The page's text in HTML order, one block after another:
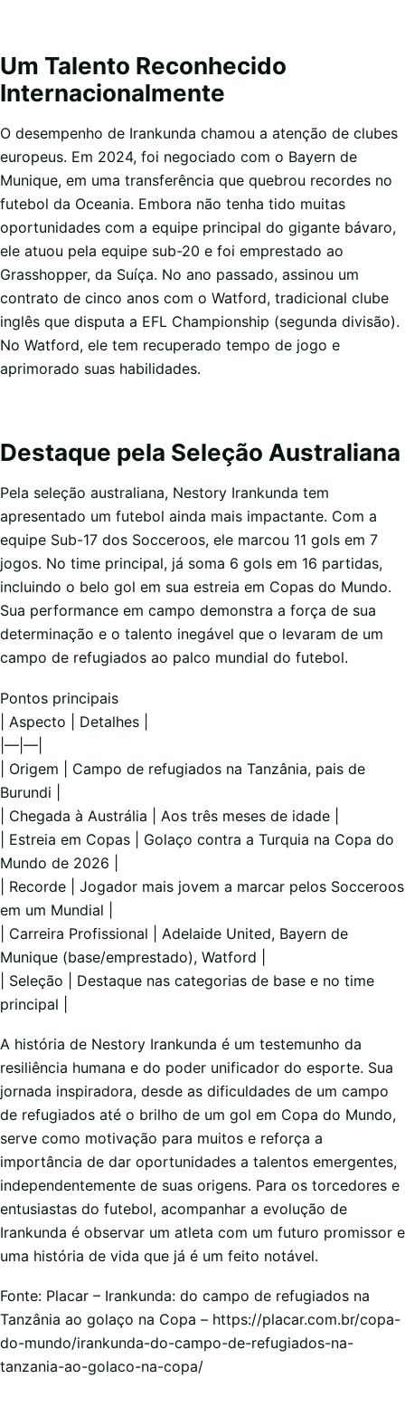
Um Talento Reconhecido
Internacionalmente
O desempenho de Irankunda chamou a atenção de clubes
europeus. Em 2024, foi negociado com o Bayern de
Munique, em uma transferência que quebrou recordes no
futebol da Oceania. Embora não tenha tido muitas
oportunidades com a equipe principal do gigante bávaro,
ele atuou pela equipe sub-20 e foi emprestado ao
Grasshopper, da Suíça. No ano passado, assinou um
contrato de cinco anos com o Watford, tradicional clube
inglês que disputa a EFL Championship (segunda divisão).
No Watford, ele tem recuperado tempo de jogo e
aprimorado suas habilidades.
Destaque pela Seleção Australiana
Pela seleção australiana, Nestory Irankunda tem
apresentado um futebol ainda mais impactante. Com a
equipe Sub-17 dos Socceroos, ele marcou 11 gols em 7
jogos. No time principal, já soma 6 gols em 16 partidas,
incluindo o belo gol em sua estreia em Copas do Mundo.
Sua performance em campo demonstra a força de sua
determinação e o talento inegável que o levaram de um
campo de refugiados ao palco mundial do futebol.
Pontos principais
| Aspecto | Detalhes |
|—|—|
| Origem | Campo de refugiados na Tanzânia, pais de
Burundi |
| Chegada à Austrália | Aos três meses de idade |
| Estreia em Copas | Golaço contra a Turquia na Copa do
Mundo de 2026 |
| Recorde | Jogador mais jovem a marcar pelos Socceroos
em um Mundial |
| Carreira Profissional | Adelaide United, Bayern de
Munique (base/emprestado), Watford |
| Seleção | Destaque nas categorias de base e no time
principal |
A história de Nestory Irankunda é um testemunho da
resiliência humana e do poder unificador do esporte. Sua
jornada inspiradora, desde as dificuldades de um campo
de refugiados até o brilho de um gol em Copa do Mundo,
serve como motivação para muitos e reforça a
importância de dar oportunidades a talentos emergentes,
independentemente de suas origens. Para os torcedores e
entusiastas do futebol, acompanhar a evolução de
Irankunda é observar um atleta com um futuro promissor e
uma história de vida que já é um feito notável.
Fonte: Placar – Irankunda: do campo de refugiados na
Tanzânia ao golaço na Copa – https://placar.com.br/copa-
do-mundo/irankunda-do-campo-de-refugiados-na-
tanzania-ao-golaco-na-copa/